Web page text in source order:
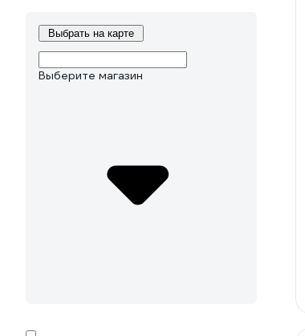
Выбрать на карте
Выберите магазин